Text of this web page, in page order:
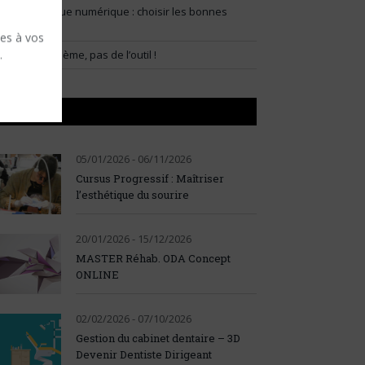
à vos
Flux prothétique numérique : choisir les bonnes
du problème, pas de l’outil !
05/01/2026 - 06/11/2026
Cursus Progressif : Maîtriser
l’esthétique du sourire
20/01/2026 - 15/12/2026
MASTER Réhab. ODA Concept
ONLINE
02/02/2026 - 07/10/2026
Gestion du cabinet dentaire – 3D
Devenir Dentiste Dirigeant